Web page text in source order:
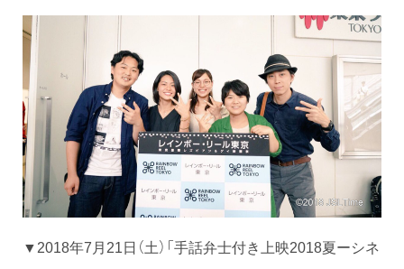
▼2018年7月21日（土）「手話弁士付き上映2018夏ーシネ